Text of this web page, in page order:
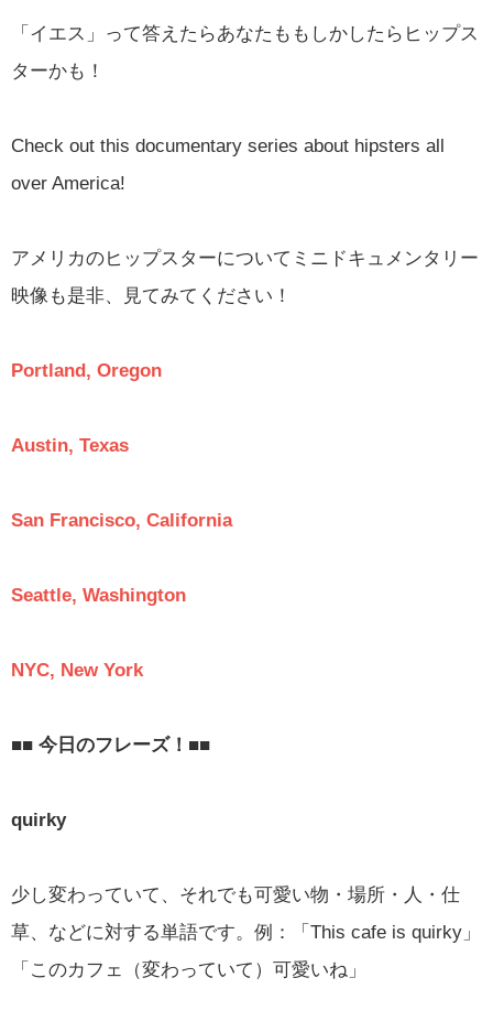
「イエス」って答えたらあなたももしかしたらヒップス
ターかも！
Check out this documentary series about hipsters all
over America!
アメリカのヒップスターについてミニドキュメンタリー
映像も是非、見てみてください！
Portland, Oregon
Austin, Texas
San Francisco, California
Seattle, Washington
NYC, New York
■■ 今日のフレーズ！■■
quirky
少し変わっていて、それでも可愛い物・場所・人・仕
草、などに対する単語です。例：「This cafe is quirky」
「このカフェ（変わっていて）可愛いね」